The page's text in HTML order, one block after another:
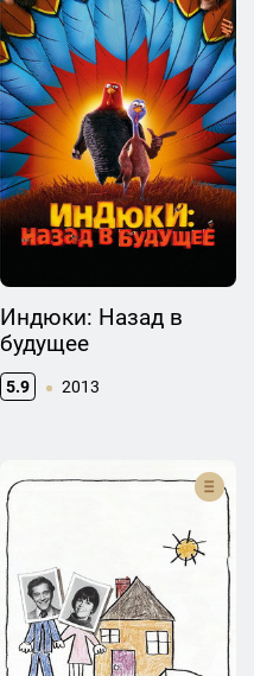
Индюки: Назад в
будущее
5.9 2013